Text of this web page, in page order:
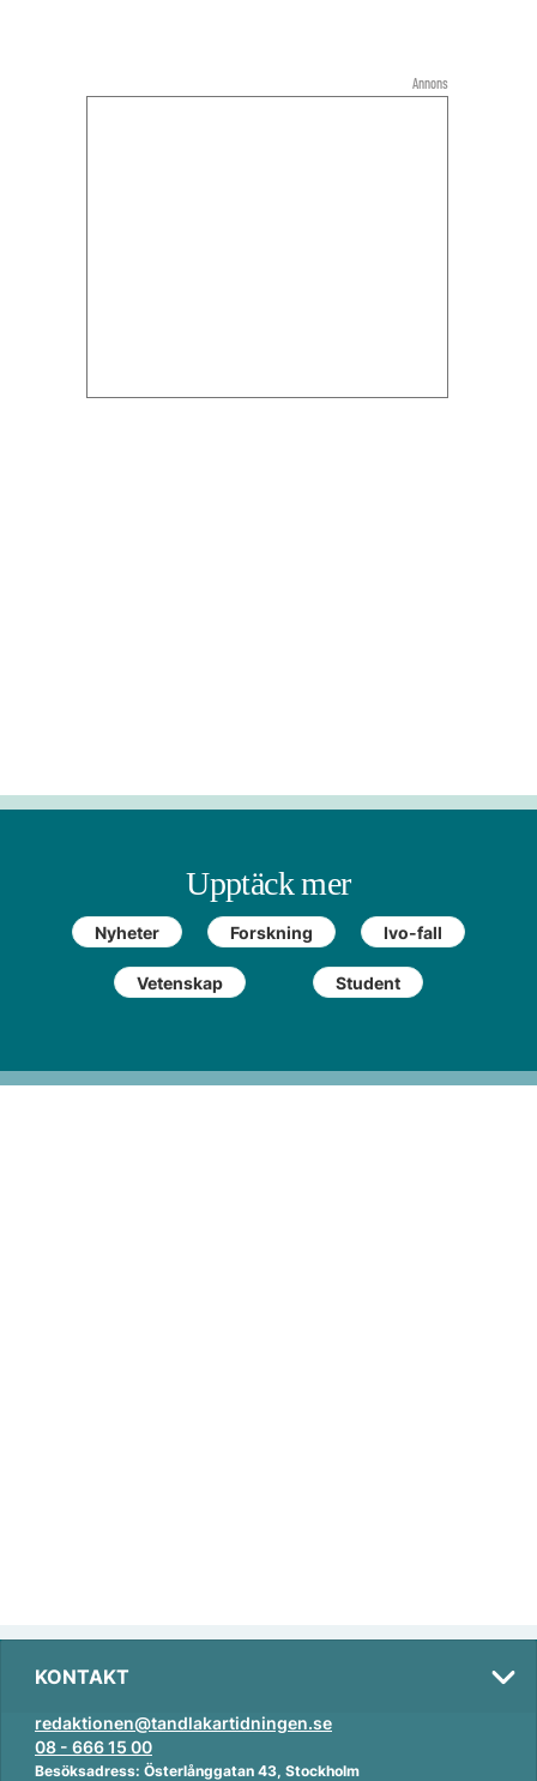
Upptäck mer
Nyheter Forskning Ivo-fall
Vetenskap Student
Annons
KONTAKT
redaktionen@tandlakartidningen.se
08 - 666 15 00
Besöksadress: Österlånggatan 43, Stockholm